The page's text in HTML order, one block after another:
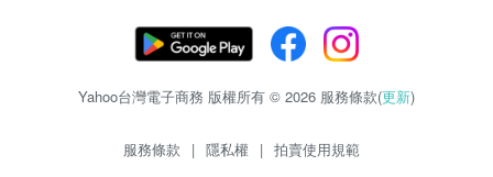
Yahoo台灣電子商務 版權所有 © 2026 服務條款(更新)
服務條款 | 隱私權 | 拍賣使用規範